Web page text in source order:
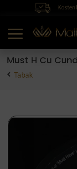
Must H Cu
Tabak